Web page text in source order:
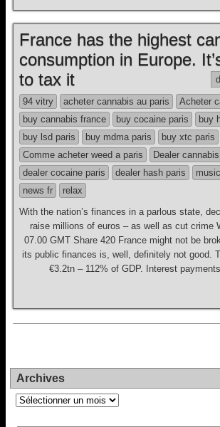
France has the highest
consumption in Europe.
to tax it
94 vitry acheter cannabis au paris
Acheter
buy cannabis france
buy cocaine paris
buy
buy lsd paris
buy mdma paris
buy xtc paris
Comme acheter weed a paris
Dealer
dealer cocaine paris
dealer hash paris
news fr
relax
With the nation’s finances in a parlous state,
raise millions of euros – as well as cut crime
07.00 GMT Share 420 France might not be
its public finances is, well, definitely not good.
€3.2tn – 112% of GDP. Interest
Archives
Archives